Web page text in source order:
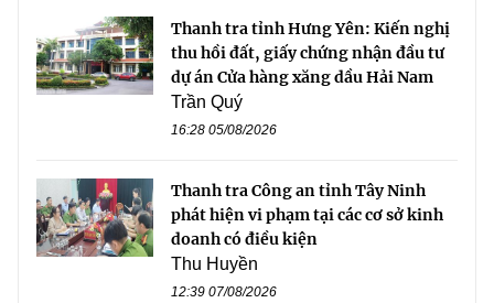
Thanh tra tỉnh Hưng Yên: Kiến nghị
thu hồi đất, giấy chứng nhận đầu tư
dự án Cửa hàng xăng dầu Hải Nam
Trần Quý
16:28 05/08/2026
Thanh tra Công an tỉnh Tây Ninh
phát hiện vi phạm tại các cơ sở kinh
doanh có điều kiện
Thu Huyền
12:39 07/08/2026